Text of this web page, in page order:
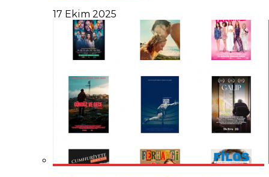
17 Ekim 2025